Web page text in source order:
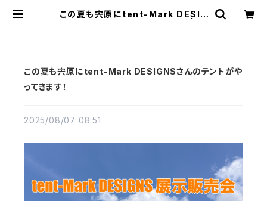
この夏も宍原にtent-Mark DESIG
この夏も宍原にtent-Mark DESIGNSさんのテントがや
ってきます！
2025/08/07 08:51